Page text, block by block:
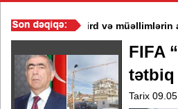
3 məktəb bağlandı - Şagird və
FIFA
tətbiq
Tarix